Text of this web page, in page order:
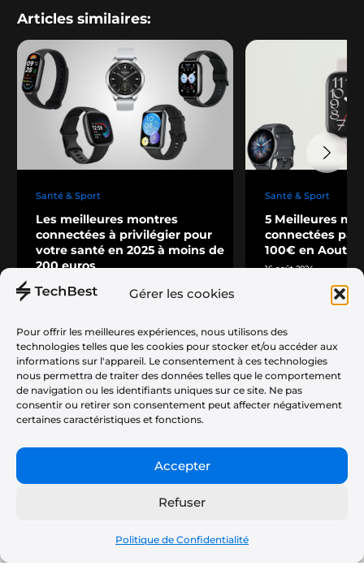
Gérer les cookies
Pour offrir les meilleures expériences, nous utilisons des
technologies telles que les cookies pour stocker et/ou accéder aux
informations sur l'appareil. Le consentement à ces technologies
nous permettra de traiter des données telles que le comportement
de navigation ou les identifiants uniques sur ce site. Ne pas
consentir ou retirer son consentement peut affecter négativement
certaines caractéristiques et fonctions.
Accepter
Refuser
Politique de Confidentialité
Articles similaires:
Santé & Sport
Les meilleures montres
connectées à privilégier pour
votre santé en 2025 à moins de
200 euros
Santé & Sport
5 Meilleures
connectées
100€ en Aout
16 août 2024
Téléphonie
Audio
Gaming
Maison
À propos
Plan du Site
Partenariats & Tests Produits